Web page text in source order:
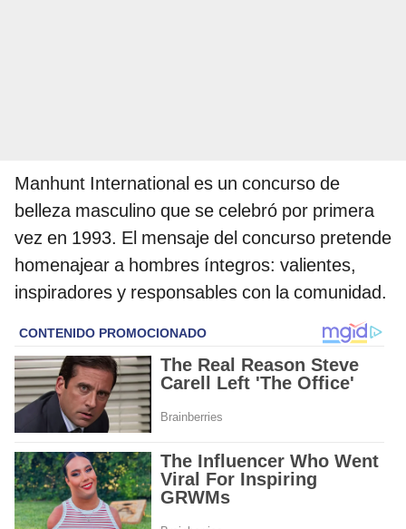
Manhunt International es un concurso de
belleza masculino que se celebró por primera
vez en 1993. El mensaje del concurso pretende
homenajear a hombres íntegros: valientes,
inspiradores y responsables con la comunidad.